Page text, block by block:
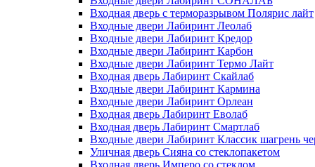
Входная дверь с терморазрывом Полярис лайт
Входные двери Лабиринт Леолаб
Входные двери Лабиринт Кредор
Входные двери Лабиринт Карбон
Входные двери Лабиринт Термо Лайт
Входная дверь Лабиринт Скайлаб
Входные двери Лабиринт Кармина
Входные двери Лабиринт Орлеан
Входная дверь Лабиринт Еволаб
Входная дверь Лабиринт Смартлаб
Входные двери Лабиринт Классик шагрень
Уличная дверь Сияна со стеклопакетом
Входная дверь Имперо со стеклом